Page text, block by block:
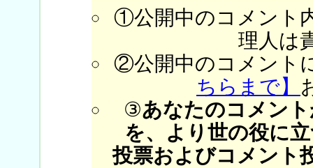
①公開中のコメント
理人は
②公開中のコメント
ちらまで】
③あなたのコメン
を、より世の役に
投票およびコメント